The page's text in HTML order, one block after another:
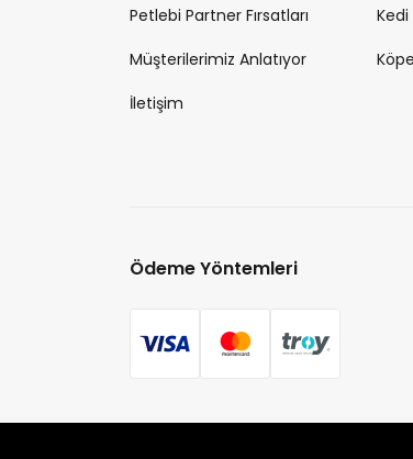
Petlebi Partner Fırsatları
Müşterilerimiz Anlatıyor
İletişim
Kedi
Ödeme Yöntemleri